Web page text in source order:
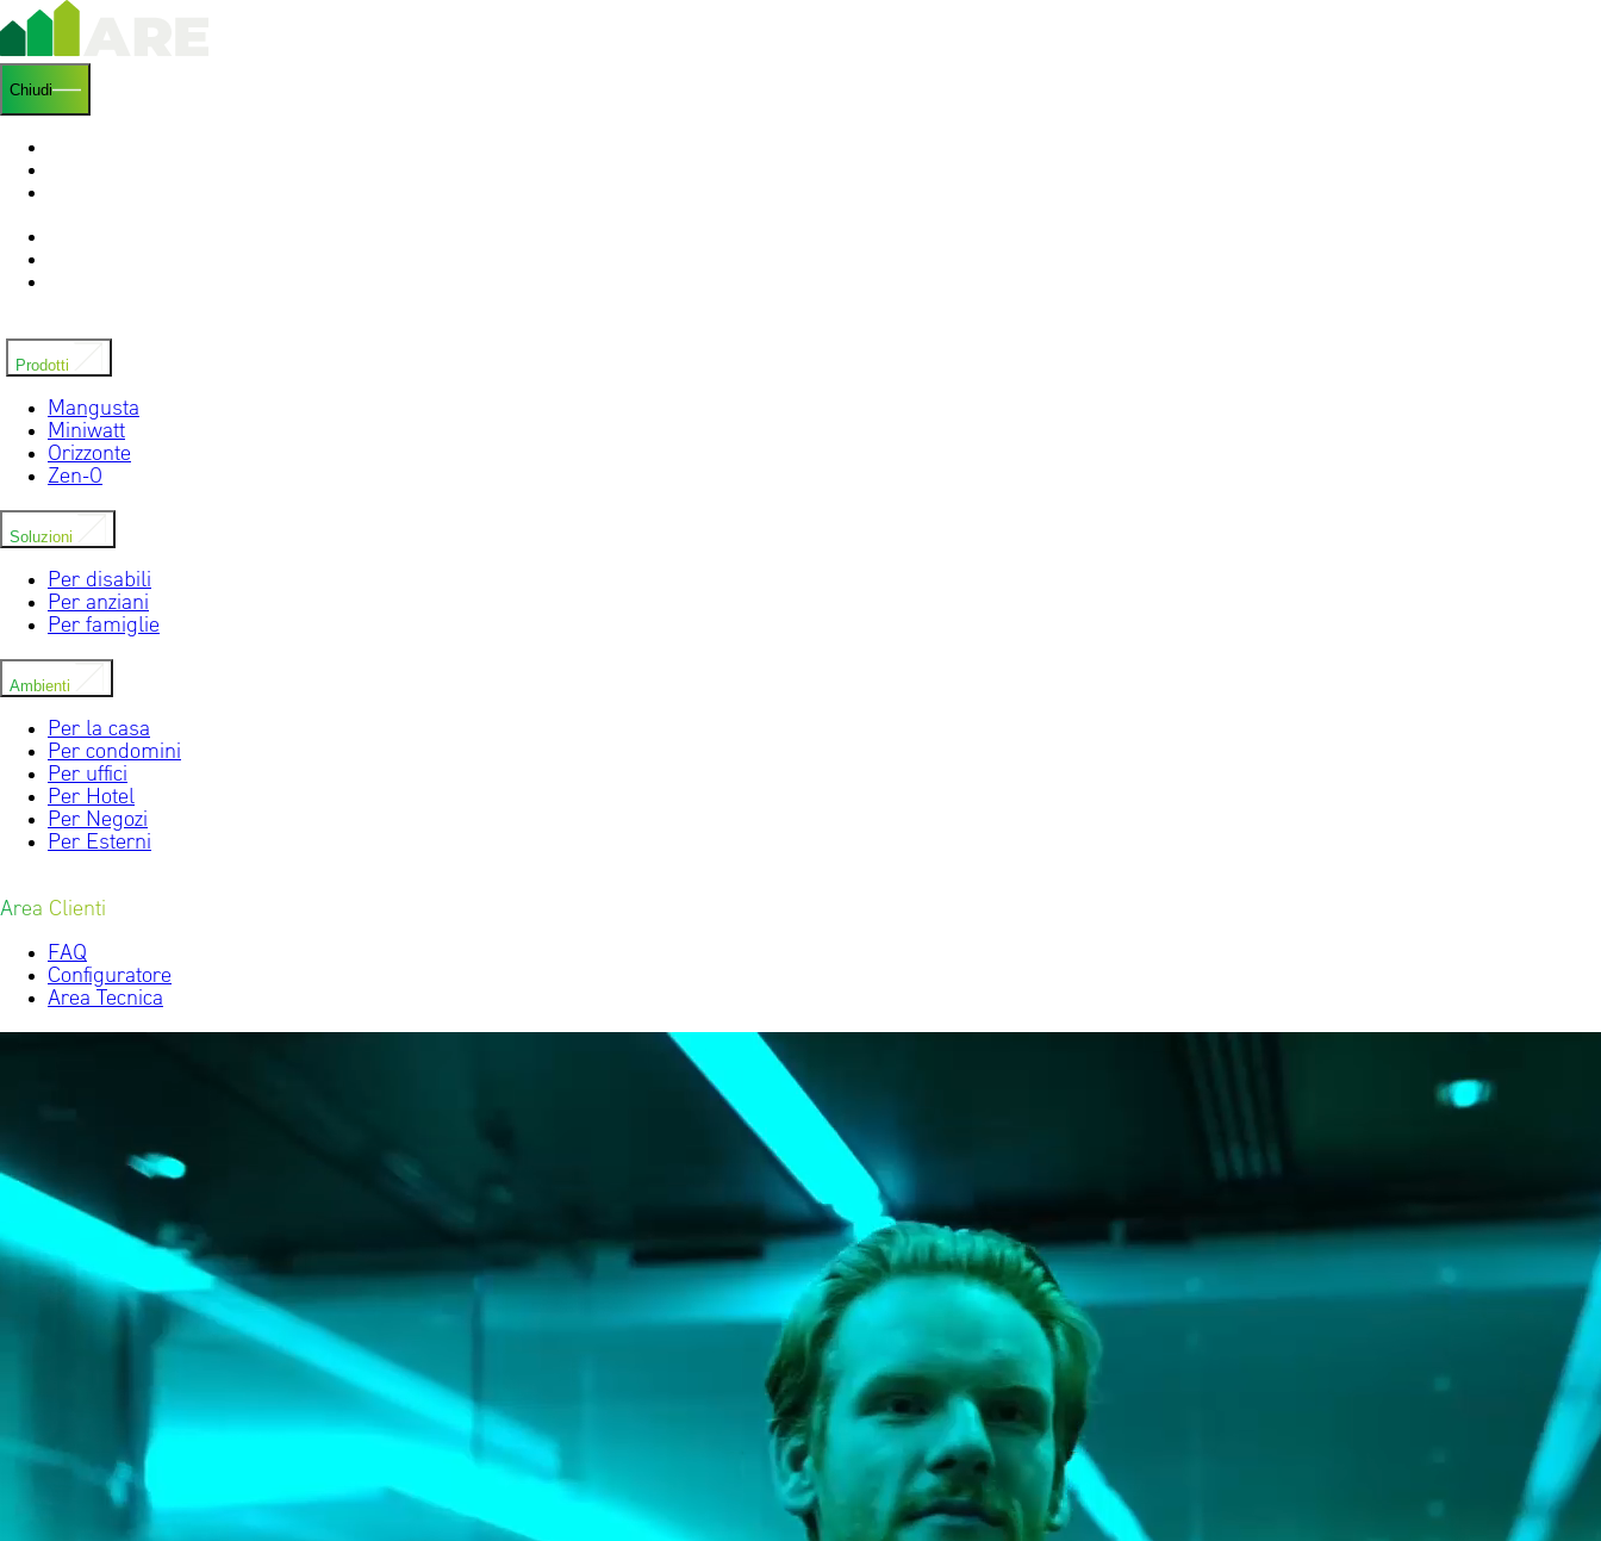
Chiudi
Prodotti
Mangusta
Miniwatt
Orizzonte
Zen-0
Soluzioni
Per disabili
Per anziani
Per famiglie
Ambienti
Per la casa
Per condomini
Per uffici
Per Hotel
Per Negozi
Per Esterni
Area Clienti
FAQ
Configuratore
Area Tecnica